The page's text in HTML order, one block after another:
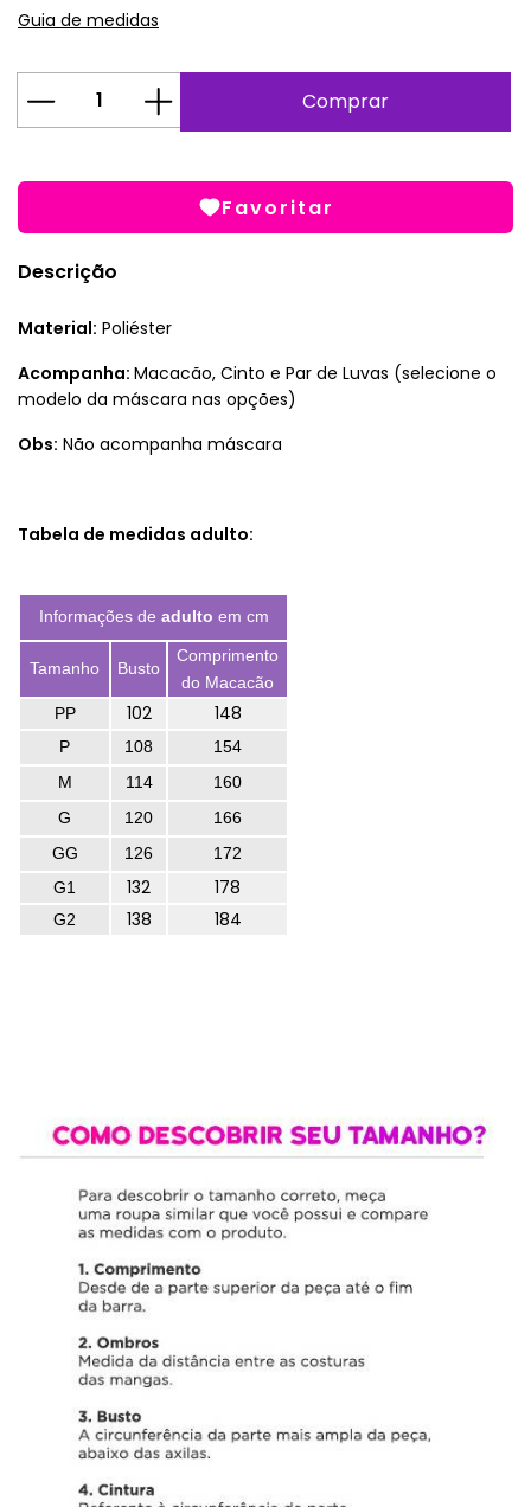
Guia de medidas
Favoritar
Descrição
Material: Poliéster
Acompanha: Macacão, Cinto e Par de Luvas (selecione o
modelo da máscara nas opções)
Obs: Não acompanha máscara
Tabela de medidas adulto:
Informações de adulto em cm
Tamanho Busto
Comprimento
do Macacão
PP
102 148
P 108
154
M
114
160
G
120
166
GG
126
172
G1
132 178
G2 138 184